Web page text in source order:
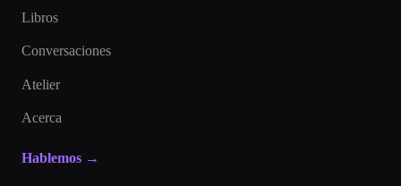
Libros
Conversaciones
Atelier
Acerca
Hablemos →